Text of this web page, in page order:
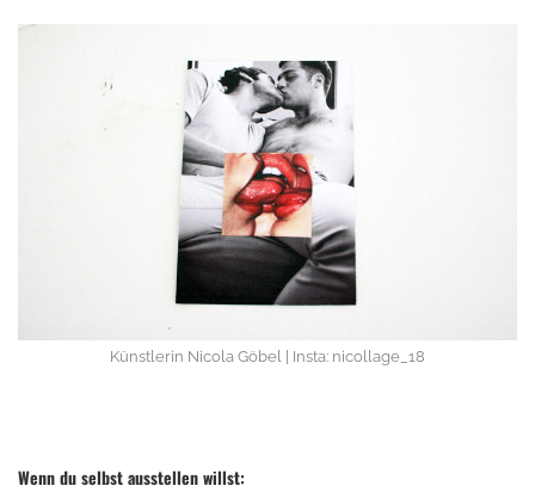
Künstlerin Nicola Göbel | Insta: nicollage_18
Wenn du selbst ausstellen willst: